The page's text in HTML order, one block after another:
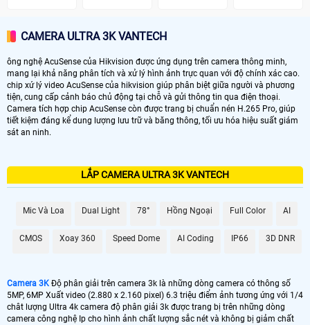
CAMERA ULTRA 3K VANTECH
ông nghệ AcuSense của Hikvision được ứng dụng trên camera thông minh,
mang lại khả năng phân tích và xử lý hình ảnh trực quan với độ chính xác cao.
chip xứ lý video AcuSense của hikvision giúp phân biệt giữa người và phương
tiện, cung cấp cảnh báo chủ động tại chỗ và gửi thông tin qua điện thoại.
Camera tích hợp chip AcuSense còn được trang bị chuẩn nén H.265 Pro, giúp
tiết kiệm đáng kể dung lượng lưu trữ và băng thông, tối ưu hóa hiệu suất giám
sát an ninh.
LẮP CAMERA ULTRA 3K VANTECH
Mic Và Loa Dual Light 78° Hồng Ngoại Full Color AI
CMOS Xoay 360 Speed Dome AI Coding IP66 3D DNR
Camera 3K Độ phân giải trên camera 3k là những dòng camera có thông số
5MP, 6MP Xuất video (2.880 x 2.160 pixel) 6.3 triệu điểm ảnh tương ứng với 1/4
chât lượng Ultra 4k camera độ phân giải 3k được trang bị trên những dòng
camera công nghệ Ip cho hình ảnh chất lượng sắc nét và không bị giảm chất